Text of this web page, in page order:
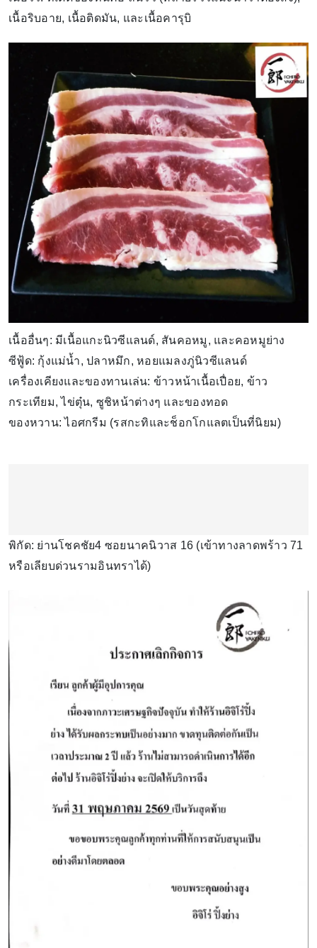
เนื้อริบอาย, เนื้อติดมัน, และเนื้อคารุบิ
เนื้ออื่นๆ: มีเนื้อแกะนิวซีแลนด์, สันคอหมู, และคอหมูย่าง
ซีฟู้ด: กุ้งแม่น้ำ, ปลาหมึก, หอยแมลงภู่นิวซีแลนด์
เครื่องเคียงและของทานเล่น: ข้าวหน้าเนื้อเปื่อย, ข้าว
กระเทียม, ไข่ตุ๋น, ซูชิหน้าต่างๆ และของทอด
ของหวาน: ไอศกรีม (รสกะทิและช็อกโกแลตเป็นที่นิยม)
พิกัด: ย่านโชคชัย4 ซอยนาคนิวาส 16 (เข้าทางลาดพร้าว 71
หรือเลียบด่วนรามอินทราได้)